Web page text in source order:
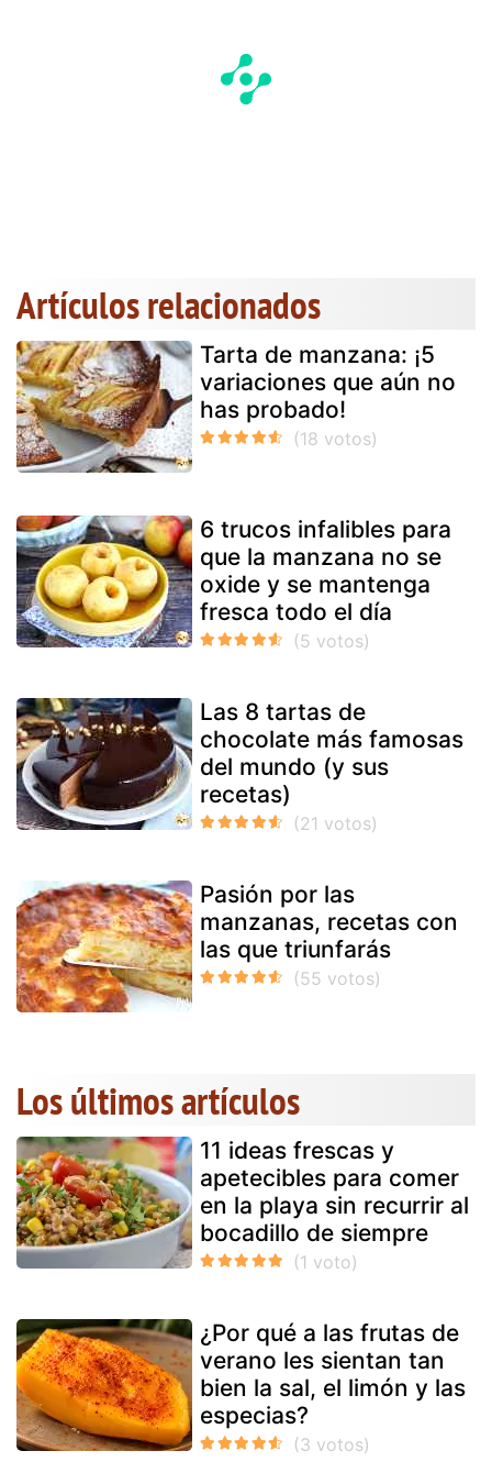
Artículos relacionados
Tarta de manzana: ¡5
variaciones que aún no
has probado!
6 trucos infalibles para
que la manzana no se
oxide y se mantenga
fresca todo el día
Las 8 tartas de
chocolate más famosas
del mundo (y sus
recetas)
Pasión por las
manzanas, recetas con
las que triunfarás
Los últimos artículos
11 ideas frescas y
apetecibles para comer
en la playa sin recurrir al
bocadillo de siempre
¿Por qué a las frutas de
verano les sientan tan
bien la sal, el limón y las
especias?